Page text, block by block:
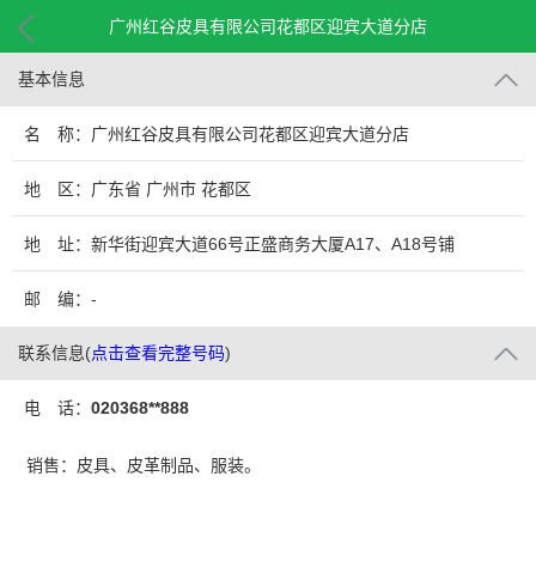
广州红谷皮具有限公司花都区迎宾大道分店
基本信息
名 称：广州红谷皮具有限公司花都区迎宾大道分店
地 区：广东省 广州市 花都区
地 址：新华街迎宾大道66号正盛商务大厦A17、A18号铺
邮 编：-
联系信息(点击查看完整号码)
电 话： 020368**888
销售：皮具、皮革制品、服装。